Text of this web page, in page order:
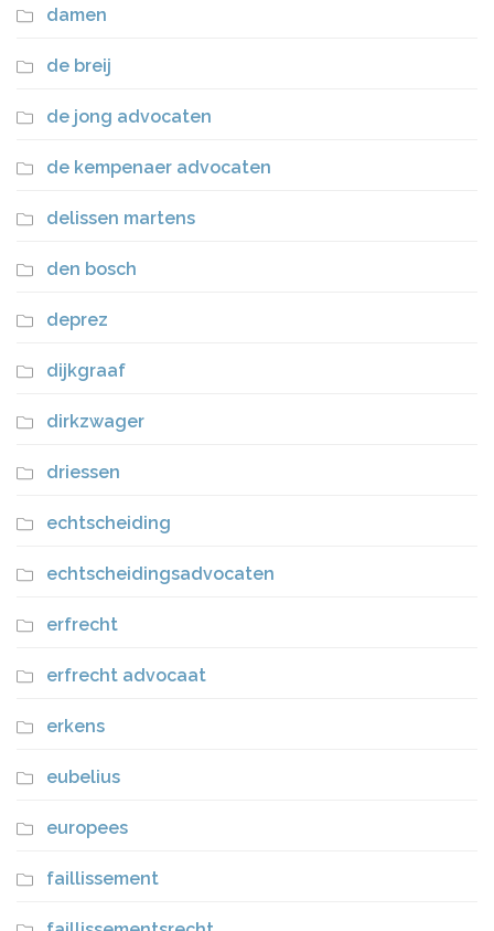
damen
de breij
de jong advocaten
de kempenaer advocaten
delissen martens
den bosch
deprez
dijkgraaf
dirkzwager
driessen
echtscheiding
echtscheidingsadvocaten
erfrecht
erfrecht advocaat
erkens
eubelius
europees
faillissement